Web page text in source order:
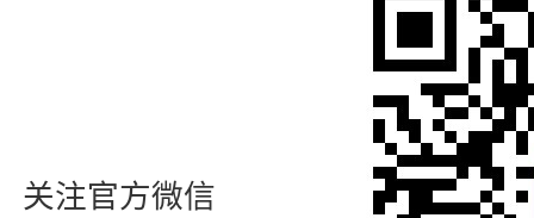
关注官方微信